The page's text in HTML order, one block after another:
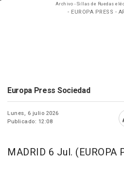
Archivo - Sillas de Ruedas
- EUROPA PRESS -
Europa Press Sociedad
Lunes, 6 julio 2026
Publicado: 12:08
MADRID 6 Jul. (EUROPA